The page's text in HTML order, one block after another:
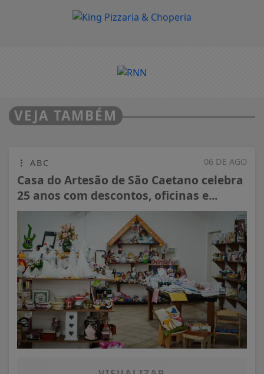
VEJA TAMBÉM
06 DE AGO
ABC
Casa do Artesão de São Caetano celebra
25 anos com descontos, oficinas e...